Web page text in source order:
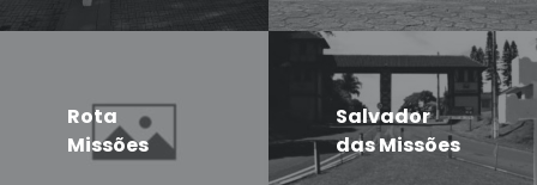
Rota
Missões
Salvador
das Missões